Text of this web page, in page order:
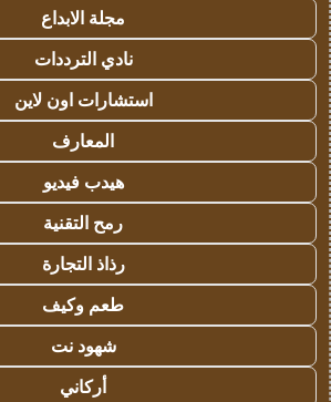
مجلة الابداع
نادي الترددات
استشارات اون لاين
المعارف
هيدب فيديو
رمح التقنية
رذاذ التجارة
طعم وكيف
شهود نت
أركاني